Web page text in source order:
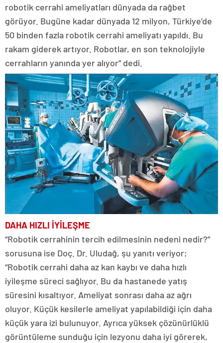
robotik cerrahi ameliyatları dünyada da rağbet
görüyor. Bugüne kadar dünyada 12 milyon, Türkiye’de
50 binden fazla robotik cerrahi ameliyatı yapıldı. Bu
rakam giderek artıyor. Robotlar, en son teknolojiyle
cerrahların yanında yer alıyor” dedi.
DAHA HIZLI İYİLEŞME
“Robotik cerrahinin tercih edilmesinin nedeni nedir?”
sorusuna ise Doç. Dr. Uludağ, şu yanıtı veriyor;
“Robotik cerrahi daha az kan kaybı ve daha hızlı
iyileşme süreci sağlıyor. Bu da hastanede yatış
süresini kısaltıyor. Ameliyat sonrası daha az ağrı
oluyor. Küçük kesilerle ameliyat yapılabildiği için daha
küçük yara izi bulunuyor. Ayrıca yüksek çözünürlüklü
görüntüleme sunduğu için lezyonu daha iyi görerek,